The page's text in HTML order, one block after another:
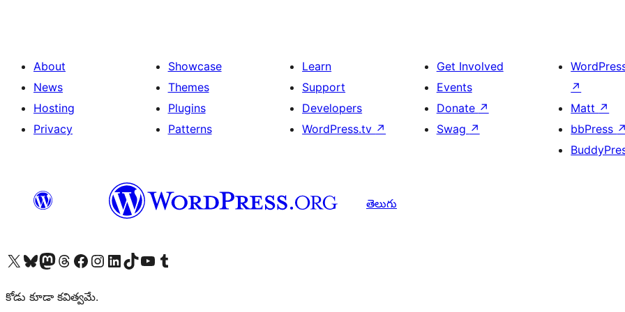
About
News
Hosting
Privacy
Showcase
Themes
Plugins
Patterns
Learn
Support
Developers
WordPress.tv ↗
Get Involved
Events
Donate ↗
Swag ↗
↗
Matt ↗
bbPress ↗
తెలుగు
Visit our X (formerly Twitter) account
Visit our Bluesky account
Visit our Mastodon account
Visit our Threads account
Visit our Facebook page
Visit our Instagram account
Visit our LinkedIn account
Visit our TikTok account
Visit our YouTube channel
Visit our Tumblr account
కోడు కూడా కవిత్వమే.